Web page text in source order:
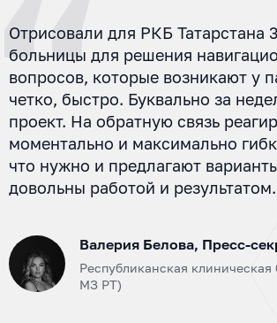
Отрисовали для РКБ Татарстана
больницы для решения
вопросов, которые возникают у
четко, быстро. Буквально за
проект. На обратную связь
моментально и максимально
что нужно и предлагают
довольны работой и результатом.
Валерия Белова, Пресс-
Республиканская
МЗ РТ)